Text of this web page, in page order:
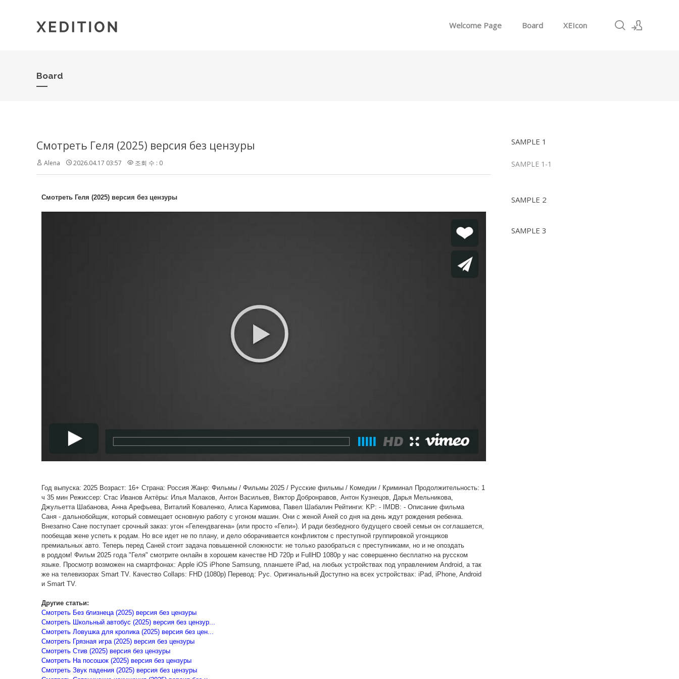
Welcome Page Board XEIcon
Board
SAMPLE 1
SAMPLE 1-1
SAMPLE 2
SAMPLE 3
Смотреть Геля (2025) версия без цензуры
Alena 2026.04.17 03:57 조회 수 : 0
Смотреть Геля (2025) версия без цензуры
Год выпуска: 2025 Возраст: 16+ Страна: Россия Жанр: Фильмы / Фильмы 2025 / Русские фильмы / Комедии / Криминал Продолжительность: 1
ч 35 мин Режиссер: Стас Иванов Актёры: Илья Малаков, Антон Васильев, Виктор Добронравов, Антон Кузнецов, Дарья Мельникова,
Джульетта Шабанова, Анна Арефьева, Виталий Коваленко, Алиса Каримова, Павел Шабалин Рейтинги: KP: - IMDB: - Описание фильма
Саня - дальнобойщик, который совмещает основную работу с угоном машин. Они с женой Аней со дня на день ждут рождения ребенка.
Внезапно Сане поступает срочный заказ: угон «Гелендвагена» (или просто «Гели»). И ради безбедного будущего своей семьи он соглашается,
пообещав жене успеть к родам. Но все идет не по плану, и дело оборачивается конфликтом с преступной группировкой угонщиков
премиальных авто. Теперь перед Саней стоит задача повышенной сложности: не только разобраться с преступниками, но и не опоздать
в роддом! Фильм 2025 года "Геля" смотрите онлайн в хорошем качестве HD 720p и FullHD 1080p у нас совершенно бесплатно на русском
языке. Просмотр возможен на смартфонах: Apple iOS iPhone Samsung, планшете iPad, на любых устройствах под управлением Android, а так
же на телевизорах Smart TV. Качество Collaps: FHD (1080p) Перевод: Рус. Оригинальный Доступно на всех устройствах: iPad, iPhone, Android
и Smart TV.
Другие статьи:
Смотреть Без близнеца (2025) версия без цензуры
Смотреть Школьный автобус (2025) версия без цензур...
Смотреть Ловушка для кролика (2025) версия без цен...
Смотреть Грязная игра (2025) версия без цензуры
Смотреть Стив (2025) версия без цензуры
Смотреть На посошок (2025) версия без цензуры
Смотреть Звук падения (2025) версия без цензуры